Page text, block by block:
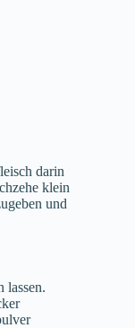
darin
klein
und
lassen.